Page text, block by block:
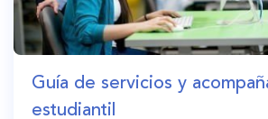
Guía de servicios y
estudiantil